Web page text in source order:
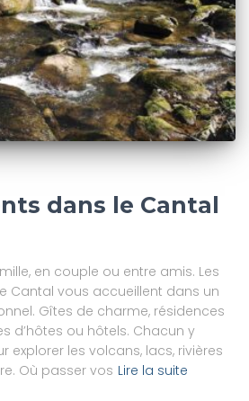
dans le Cantal
en couple ou entre amis. Les
Cantal vous accueillent dans un
Gîtes de charme, résidences
d’hôtes ou hôtels. Chacun y
explorer les volcans, lacs, rivières
Où passer vos Lire la suite